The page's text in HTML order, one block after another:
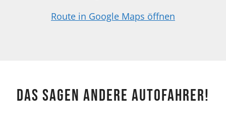
Route in Google Maps öffnen
Das sagen andere Autofahrer!